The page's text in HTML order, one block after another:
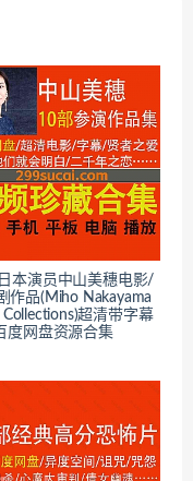
本演员中山美穗电影/
作品(Miho Nakayama
Collections)超清带字幕
度网盘资源合集